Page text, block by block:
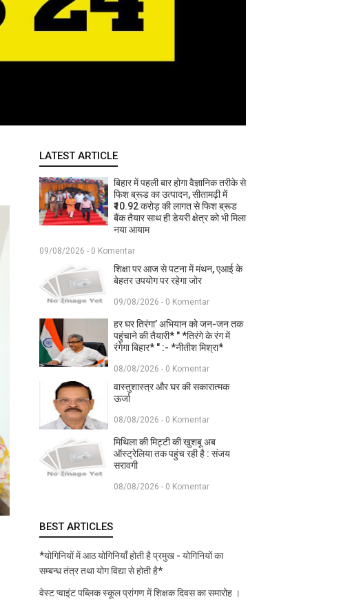
LATEST ARTICLE
बिहार में पहली बार होगा वैज्ञानिक तरीके से
फिश ब्रूड का उत्पादन, सीतामढ़ी में
₹10.92 करोड़ की लागत से फिश ब्रूड
बैंक तैयार साथ ही डेयरी क्षेत्र को भी मिला
नया आयाम
09/08/2026 - 0 Komentar
शिक्षा पर आज से पटना में मंथन, एआई के
बेहतर उपयोग पर रहेगा जोर
09/08/2026 - 0 Komentar
हर घर तिरंगा’ अभियान को जन-जन तक
पहुंचाने की तैयारी* " *तिरंगे के रंग में
रंगेगा बिहार* " :- *नीतीश मिश्रा*
08/08/2026 - 0 Komentar
वास्तुशास्त्र और घर की सकारात्मक
ऊर्जा
08/08/2026 - 0 Komentar
मिथिला की मिट्टी की खुशबू अब
ऑस्ट्रेलिया तक पहुंच रही है : संजय
सरावगी
08/08/2026 - 0 Komentar
BEST ARTICLES
*योगिनियों में आठ योगिनियाँ होती है प्रमुख - योगिनियों का
सम्बन्ध तंत्र तथा योग विद्या से होती है*
वेस्ट प्वाइंट पब्लिक स्कूल प्रांगण में शिक्षक दिवस का समारोह ।